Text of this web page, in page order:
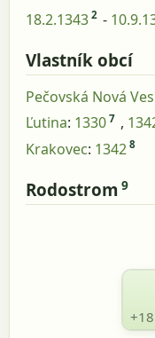
18.2.1343 2 -
Vlastník obcí
Pečovská Nová Ves
Ľutina: 1330 7 ,
Krakovec: 1342 8
Rodostrom 9